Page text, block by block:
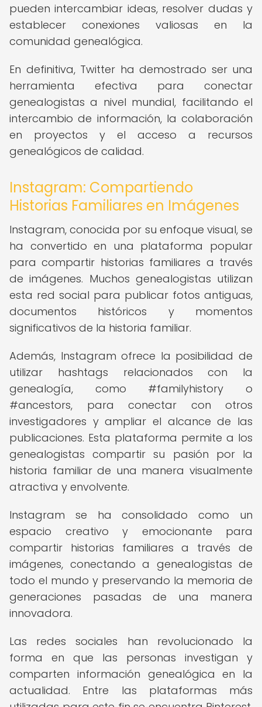
pueden intercambiar ideas, resolver dudas y
establecer conexiones valiosas en la
comunidad genealógica.
En definitiva, Twitter ha demostrado ser una
herramienta efectiva para conectar
genealogistas a nivel mundial, facilitando el
intercambio de información, la colaboración
en proyectos y el acceso a recursos
genealógicos de calidad.
Instagram: Compartiendo
Historias Familiares en Imágenes
Instagram, conocida por su enfoque visual, se
ha convertido en una plataforma popular
para compartir historias familiares a través
de imágenes. Muchos genealogistas utilizan
esta red social para publicar fotos antiguas,
documentos históricos y momentos
significativos de la historia familiar.
Además, Instagram ofrece la posibilidad de
utilizar hashtags relacionados con la
genealogía, como #familyhistory o
#ancestors, para conectar con otros
investigadores y ampliar el alcance de las
publicaciones. Esta plataforma permite a los
genealogistas compartir su pasión por la
historia familiar de una manera visualmente
atractiva y envolvente.
Instagram se ha consolidado como un
espacio creativo y emocionante para
compartir historias familiares a través de
imágenes, conectando a genealogistas de
todo el mundo y preservando la memoria de
generaciones pasadas de una manera
innovadora.
Las redes sociales han revolucionado la
forma en que las personas investigan y
comparten información genealógica en la
actualidad. Entre las plataformas más